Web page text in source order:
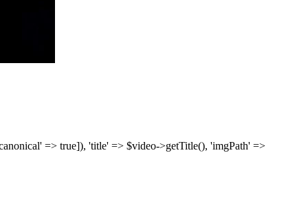
=> true]), 'title' => $video->getTitle(), 'imgPath' =>